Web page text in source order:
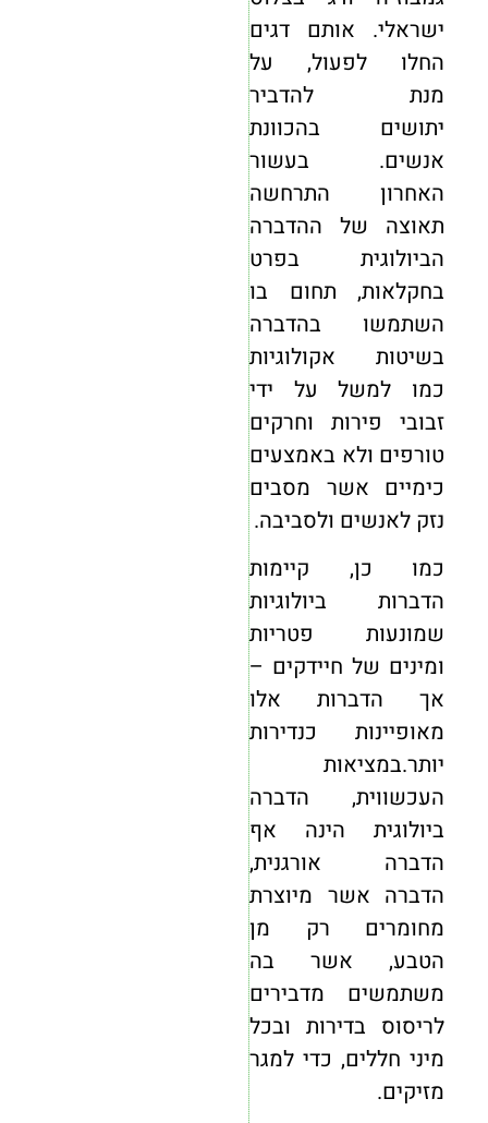
ישראלי. אותם דגים
החלו לפעול, על
מנת
להדביר
יתושיםבהכוונת
אנשים. בעשור
האחרון התרחשה
תאוצה של ההדברה
הביולוגית בפרט
בחקלאות, תחום בו
השתמשו בהדברה
בשיטות אקולוגיות
כמו למשל על ידי
זבובי פירות וחרקים
טורפים ולא באמצעים
כימיים אשר מסבים
נזק לאנשים ולסביבה.
כמו כן, קיימות
הדברות ביולוגיות
שמונעות פטריות
ומינים של חיידקים –
אך הדברות אלו
מאופיינות כנדירות
יותר.במציאות
העכשווית, הדברה
ביולוגית הינה אף
הדברה אורגנית,
הדברה אשר מיוצרת
מחומרים רק מן
הטבע, אשר בה
משתמשים מדבירים
לריסוס בדירות ובכל
מיני חללים, כדי למגר
מזיקים.